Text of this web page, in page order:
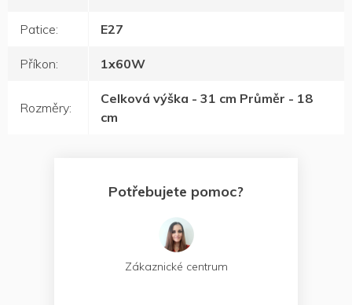
Patice: E27
Příkon: 1x60W
Rozměry:
Celková výška - 31 cm Průměr - 18
cm
Potřebujete pomoc?
Zákaznické centrum